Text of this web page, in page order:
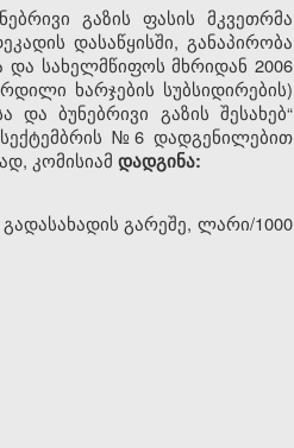
გაზის ფასის მკვეთრმა
დასაწყისში, განაპირობა
და სახელმწიფოს მხრიდან 2006
ხარჯების სუბსიდირების)
ბუნებრივი გაზის შესახებ“
№6 დადგენილებით
კომისიამ დადგინა:
გარეშე, ლარი/1000